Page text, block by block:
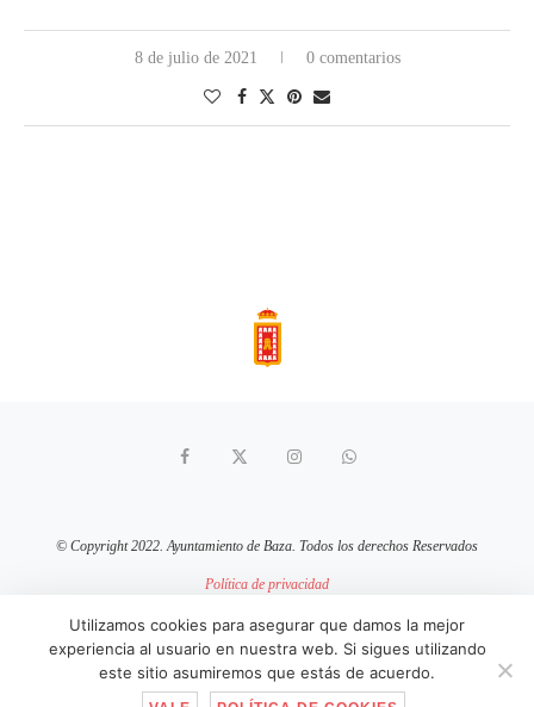
8 de julio de 2021 0 comentarios
© Copyright 2022. Ayuntamiento de Baza. Todos los derechos Reservados
Política de privacidad
Política de cookies
sitio web mantenido por pixelcero.com
Utilizamos cookies para asegurar que damos la mejor
experiencia al usuario en nuestra web. Si sigues utilizando
este sitio asumiremos que estás de acuerdo.